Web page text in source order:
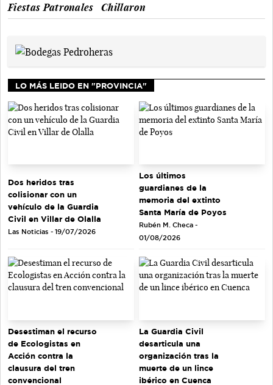
Fiestas Patronales
Chillaron
LO MÁS LEIDO EN "PROVINCIA"
Dos heridos tras
colisionar con un
vehículo de la Guardia
Civil en Villar de Olalla
Las Noticias - 19/07/2026
Los últimos
guardianes de la
memoria del extinto
Santa María de Poyos
Rubén M. Checa -
01/08/2026
Desestiman el recurso
de Ecologistas en
Acción contra la
clausura del tren
convencional
La Guardia Civil
desarticula una
organización tras la
muerte de un lince
ibérico en Cuenca